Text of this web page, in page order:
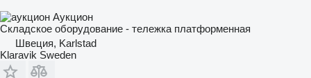
Аукцион
Складское оборудование - тележка платформенная
Швеция, Karlstad
Klaravik Sweden